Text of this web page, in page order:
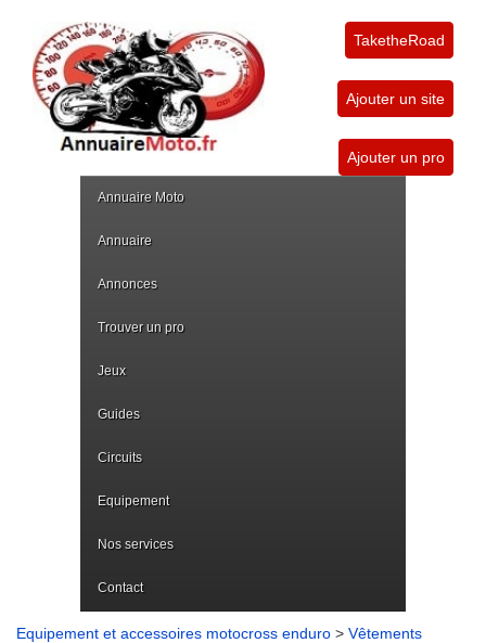
TaketheRoad
Ajouter un site
Ajouter un pro
Annuaire Moto
Annuaire
Annonces
Trouver un pro
Jeux
Guides
Circuits
Equipement
Nos services
Contact
Equipement et accessoires motocross enduro > Vêtements